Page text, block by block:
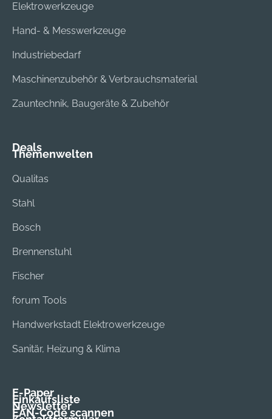
Elektrowerkzeuge
Hand- & Messwerkzeuge
Industriebedarf
Maschinenzubehör & Verbrauchsmaterial
Zauntechnik, Baugeräte & Zubehör
Deals
Themenwelten
Qualitas
Stahl
Bosch
Brennenstuhl
Fischer
forum Tools
Handwerkstadt Elektrowerkzeuge
Sanitär, Heizung & Klima
E-Paper
Einkaufsliste
Newsletter
EAN-Code scannen